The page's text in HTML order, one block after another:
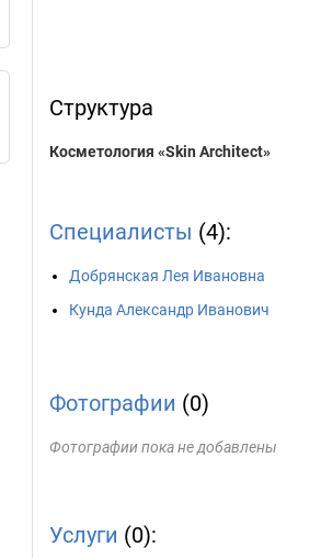
Структура
Косметология «Skin Architect»
Специалисты (4):
Добрянская Лея Ивановна
Кунда Александр Иванович
Фотографии (0)
Фотографии пока не добавлены
Услуги (0):